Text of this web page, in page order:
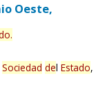
Oeste,
.
Sociedad del Estado,